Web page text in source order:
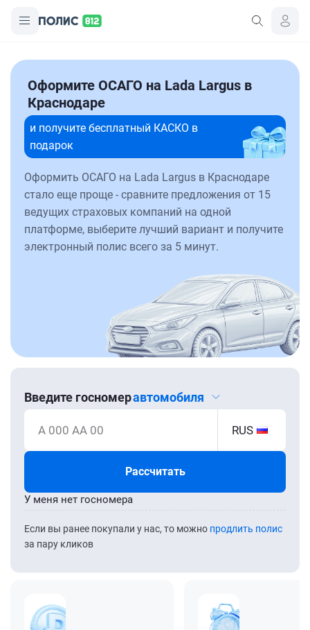
Оформите ОСАГО на Lada Largus в
Краснодаре
и получите бесплатный КАСКО в
подарок
Оформить ОСАГО на Lada Largus в Краснодаре
стало еще проще - сравните предложения от 15
ведущих страховых компаний на одной
платформе, выберите лучший вариант и получите
электронный полис всего за 5 минут.
Введите госномеравтомобиля
А 000 АА 00 RUS
Рассчитать
Если вы ранее покупали у нас, то можно продлить полис
за пару кликов
У меня нет госномера